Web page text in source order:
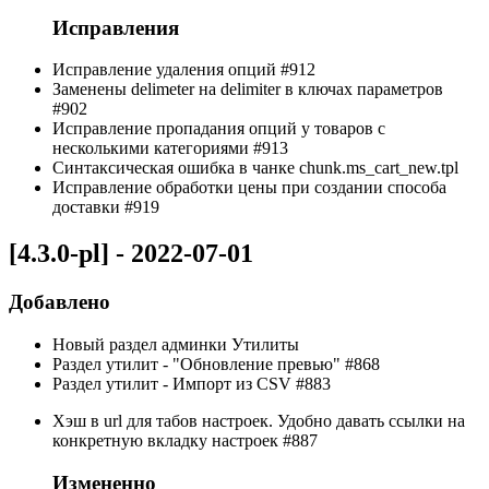
Исправления
Исправление удаления опций #912
Заменены delimeter на delimiter в ключах параметров
#902
Исправление пропадания опций у товаров с
несколькими категориями #913
Синтаксическая ошибка в чанке chunk.ms_cart_new.tpl
Исправление обработки цены при создании способа
доставки #919
[4.3.0-pl] - 2022-07-01
Добавлено
Новый раздел админки Утилиты
Раздел утилит - "Обновление превью" #868
Раздел утилит - Импорт из CSV #883
Хэш в url для табов настроек. Удобно давать ссылки на
конкретную вкладку настроек #887
Измененно